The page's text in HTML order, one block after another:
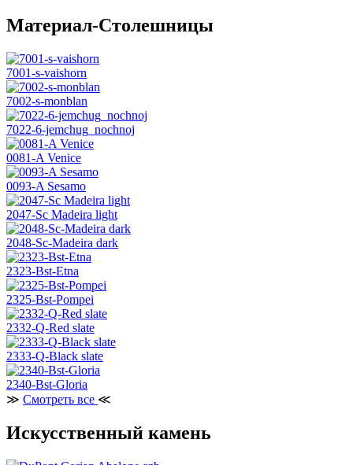
Материал-Столешницы
7001-s-vaishorn
7002-s-monblan
7022-6-jemchug_nochnoj
0081-A Venice
0093-A Sesamo
2047-Sc Madeira light
2048-Sc-Madeira dark
2323-Bst-Etna
2325-Bst-Pompei
2332-Q-Red slate
2333-Q-Black slate
2340-Bst-Gloria
≫ Смотреть все ≪
Искусственный камень